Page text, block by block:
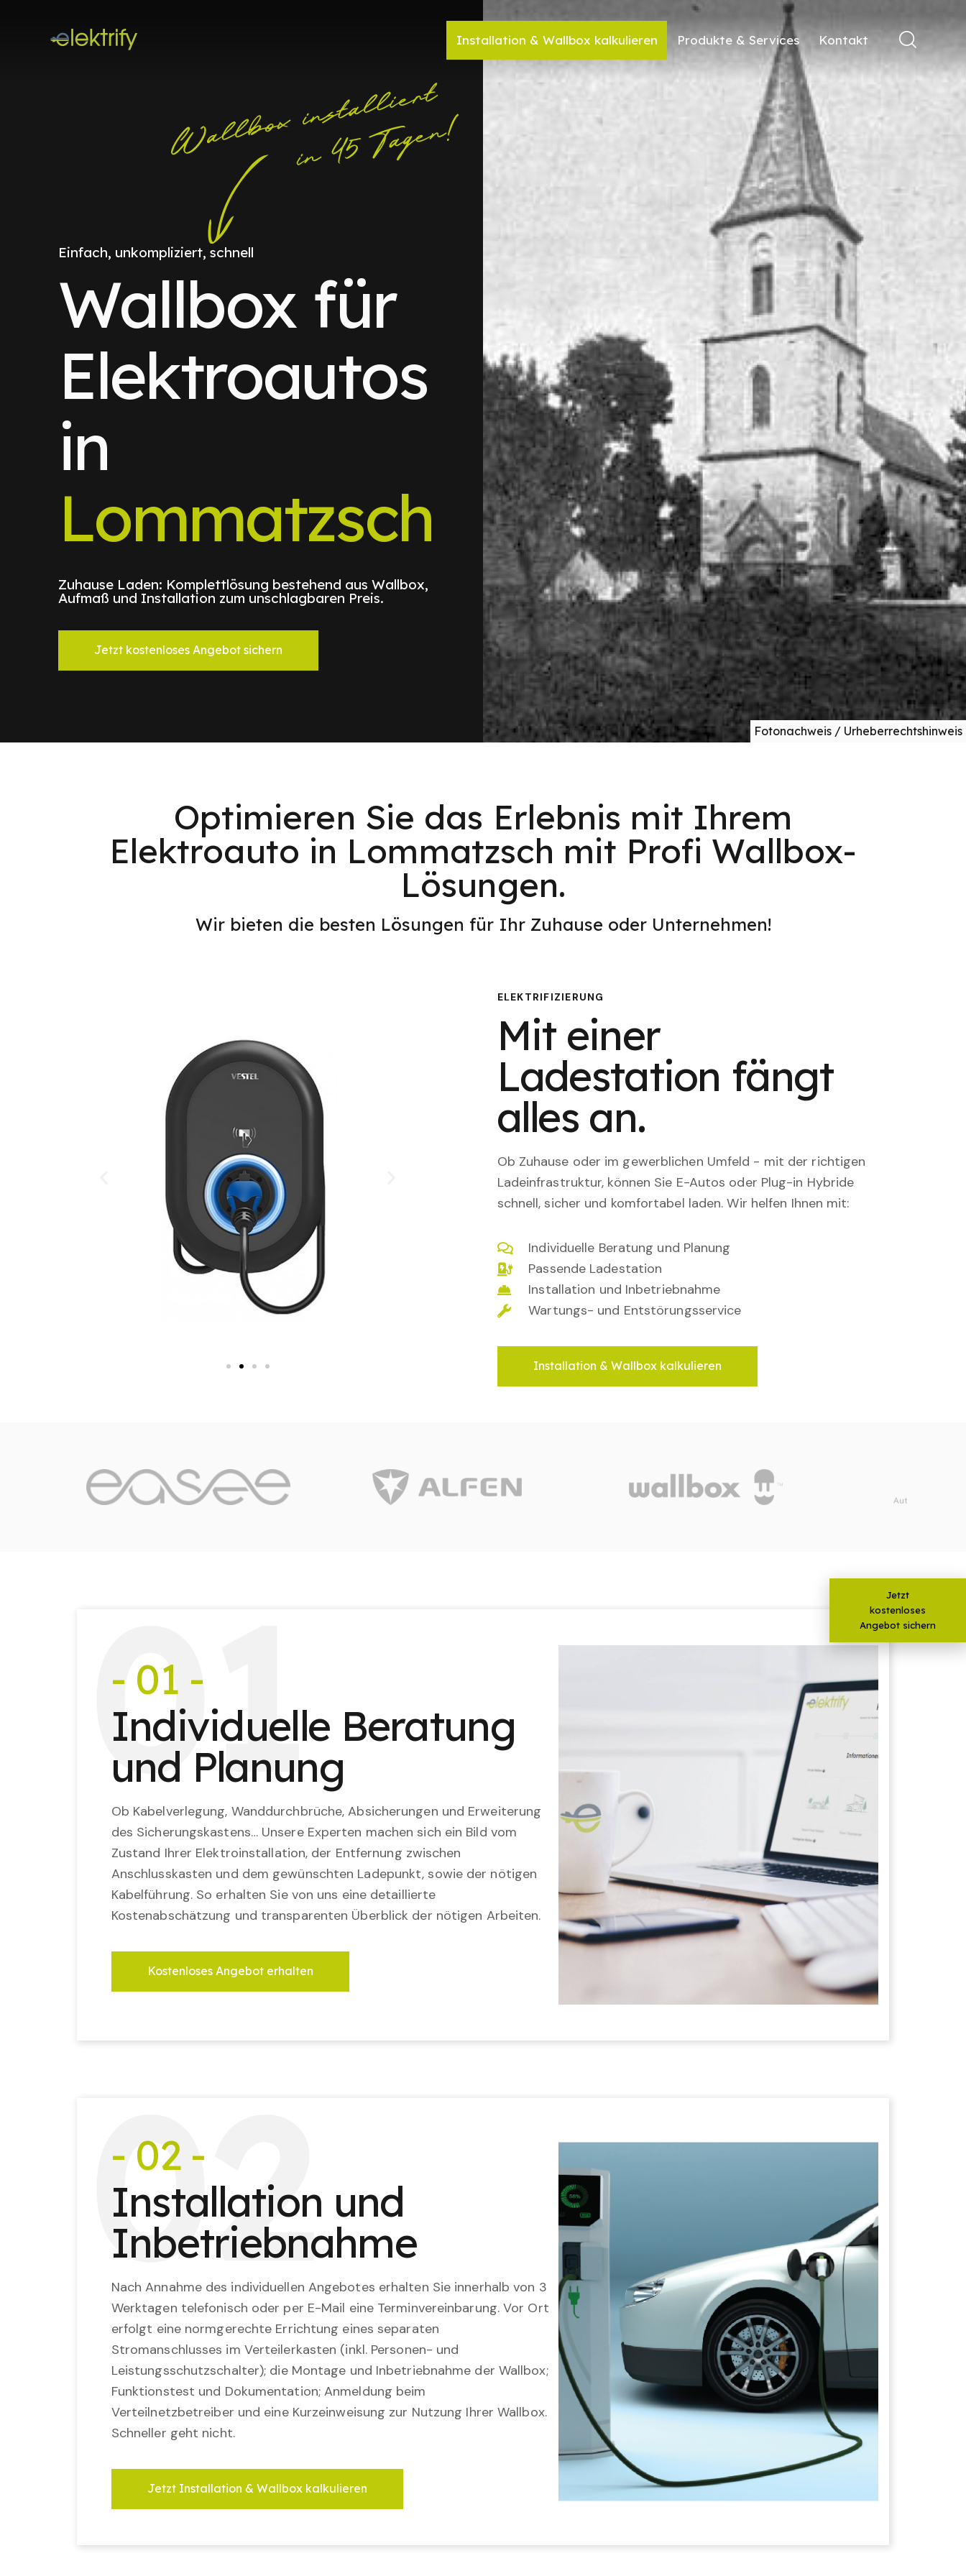
Installation & Wallbox kalkulieren Produkte & Services Kontakt
Einfach, unkompliziert, schnell
Wallbox für
Elektroautos
in
Lommatzsch
Zuhause Laden: Komplettlösung bestehend aus Wallbox,
Aufmaß und Installation zum unschlagbaren Preis.
Jetzt kostenloses Angebot sichern
Fotonachweis / Urheberrechtshinweis
Optimieren Sie das Erlebnis mit Ihrem
Elektroauto in Lommatzsch mit Profi Wallbox-
Lösungen.
Wir bieten die besten Lösungen für Ihr Zuhause oder Unternehmen!
ELEKTRIFIZIERUNG
Mit einer
Ladestation fängt
alles an.
Ob Zuhause oder im gewerblichen Umfeld - mit der richtigen
Ladeinfrastruktur, können Sie E-Autos oder Plug-in Hybride
schnell, sicher und komfortabel laden. Wir helfen Ihnen mit:
Individuelle Beratung und Planung
Passende Ladestation
Installation und Inbetriebnahme
Wartungs- und Entstörungsservice
Installation & Wallbox kalkulieren
01
- 01 -
Individuelle Beratung
und Planung
Ob Kabelverlegung, Wanddurchbrüche, Absicherungen und Erweiterung
des Sicherungskastens… Unsere Experten machen sich ein Bild vom
Zustand Ihrer Elektroinstallation, der Entfernung zwischen
Anschlusskasten und dem gewünschten Ladepunkt, sowie der nötigen
Kabelführung. So erhalten Sie von uns eine detaillierte
Kostenabschätzung und transparenten Überblick der nötigen Arbeiten.
Kostenloses Angebot erhalten
02
- 02 -
Installation und
Inbetriebnahme
Nach Annahme des individuellen Angebotes erhalten Sie innerhalb von 3
Werktagen telefonisch oder per E-Mail eine Terminvereinbarung. Vor Ort
erfolgt eine normgerechte Errichtung eines separaten
Stromanschlusses im Verteilerkasten (inkl. Personen- und
Leistungsschutzschalter); die Montage und Inbetriebnahme der Wallbox;
Funktionstest und Dokumentation; Anmeldung beim
Verteilnetzbetreiber und eine Kurzeinweisung zur Nutzung Ihrer Wallbox.
Schneller geht nicht.
Jetzt Installation & Wallbox kalkulieren
Jetzt
kostenloses
Angebot sichern